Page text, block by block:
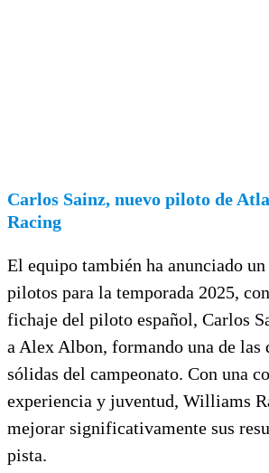
Carlos Sainz, nuevo piloto de
Racing
El equipo también ha anunciado
pilotos para la temporada 2025,
fichaje del piloto español, Carlos
a Alex Albon, formando una de las
sólidas del campeonato. Con una
experiencia y juventud, Williams
mejorar significativamente sus
pista.